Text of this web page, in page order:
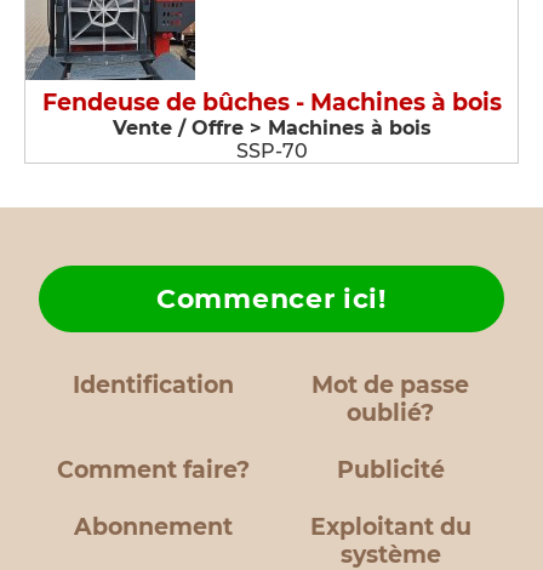
Fendeuse de bûches - Machines à bois
Vente / Offre > Machines à bois
SSP-70
Identification
Mot de passe
oublié?
Comment faire?
Commencer ici!
Publicité
Abonnement
Exploitant du
système